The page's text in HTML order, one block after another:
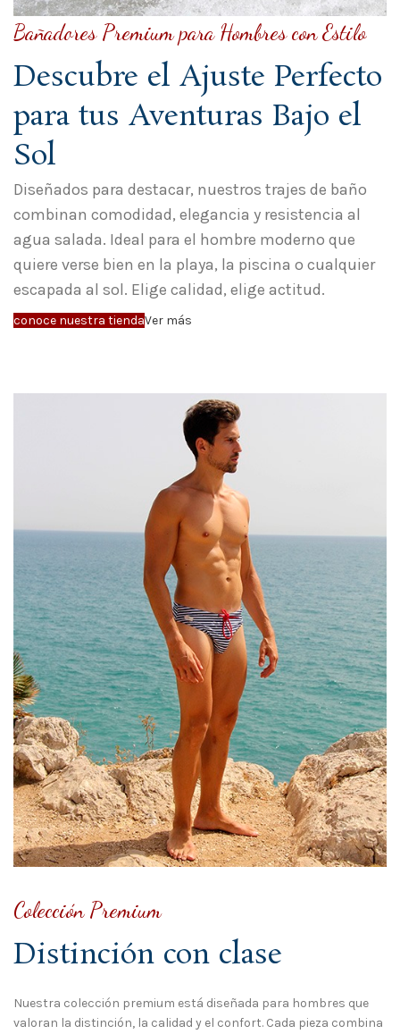
Bañadores Premium para Hombres con Estilo
Descubre el Ajuste Perfecto
para tus Aventuras Bajo el
Sol
Diseñados para destacar, nuestros trajes de baño
combinan comodidad, elegancia y resistencia al
agua salada. Ideal para el hombre moderno que
quiere verse bien en la playa, la piscina o cualquier
escapada al sol. Elige calidad, elige actitud.
conoce nuestra tiendaVer más
Colección Premium
Distinción con clase
Nuestra colección premium está diseñada para hombres que
valoran la distinción, la calidad y el confort. Cada pieza combina